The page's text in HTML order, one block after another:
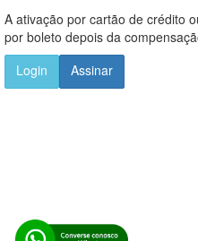
A ativação por cartão de crédito
por boleto depois da
Login
Assinar